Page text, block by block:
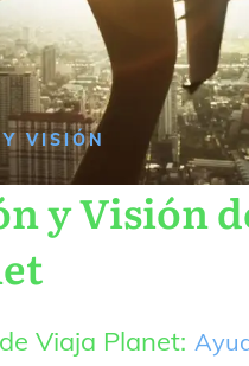
VISIÓN
y Visión
Viaja Planet: